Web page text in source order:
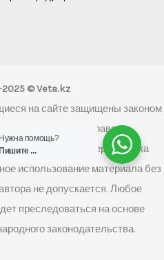
© Veta.kz
на сайте защищены законом
праве и смежных правах»
перепечатка
использование материала без
не допускается. Любое
преследоваться на основе
законодательства.
Нужна помощь?
Пишите ...